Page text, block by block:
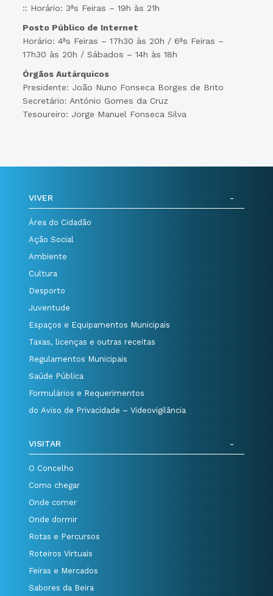
:: Horário: 3ªs Feiras – 19h às 21h
Posto Público de Internet
Horário: 4ªs Feiras – 17h30 às 20h / 6ªs Feiras –
17h30 às 20h / Sábados – 14h às 18h
Órgãos Autárquicos
Presidente: João Nuno Fonseca Borges de Brito
Secretário: António Gomes da Cruz
Tesoureiro: Jorge Manuel Fonseca Silva
VIVER
Área do Cidadão
Ação Social
Ambiente
Cultura
Desporto
Juventude
Espaços e Equipamentos Municipais
Taxas, licenças e outras receitas
Regulamentos Municipais
Saúde Pública
Formulários e Requerimentos
do Aviso de Privacidade – Videovigilância
VISITAR
O Concelho
Como chegar
Onde comer
Onde dormir
Rotas e Percursos
Roteiros Virtuais
Feiras e Mercados
Sabores da Beira